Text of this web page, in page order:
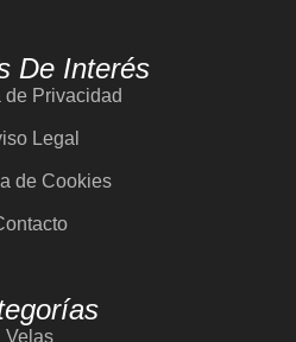
De Interés
de Privacidad
Legal
de Cookies
Velas